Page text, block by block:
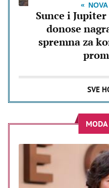
Sunce i Jupiter
donose
spremna za
SVE